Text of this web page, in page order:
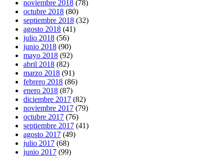
noviembre 2018 (78)
octubre 2018 (80)
septiembre 2018 (32)
agosto 2018 (41)
julio 2018 (56)
junio 2018 (90)
mayo 2018 (92)
abril 2018 (82)
marzo 2018 (91)
febrero 2018 (86)
enero 2018 (87)
diciembre 2017 (82)
noviembre 2017 (79)
octubre 2017 (76)
septiembre 2017 (41)
agosto 2017 (49)
julio 2017 (68)
junio 2017 (99)